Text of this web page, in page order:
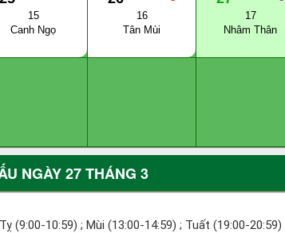
15
Canh Ngọ
16
Tân Mùi
17
Nhâm Thân
NGÀY 27 THÁNG 3
(9:00-10:59) ; Mùi (13:00-14:59) ; Tuất (19:00-20:59)